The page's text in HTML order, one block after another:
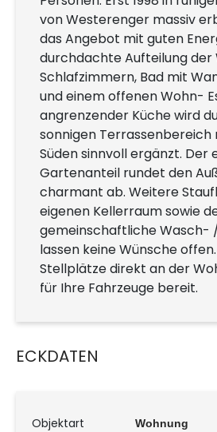
von Westerenger massiv
das Angebot mit guten
durchdachte Aufteilung der
Schlafzimmern, Bad mit
und einem offenen Wohn-
angrenzender Küche wird
sonnigen Terrassenbereich
Süden sinnvoll ergänzt. Der
Gartenanteil rundet den
charmant ab. Weitere
eigenen Kellerraum sowie
gemeinschaftliche Wasch-
lassen keine Wünsche
Stellplätze direkt an der
für Ihre Fahrzeuge bereit.
ECKDATEN
Objektart Wohnung